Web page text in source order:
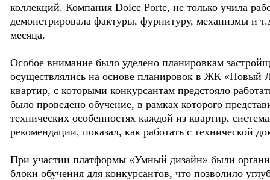
коллекций. Компания Dolce Porte, не только учила
демонстрировала фактуры, фурнитуру, механизмы и
месяца.
Особое внимание было уделено планировкам
осуществлялись на основе планировок в ЖК «Новый
квартир, с которыми конкурсантам предстояло
было проведено обучение, в рамках которого
технических особенностях каждой из квартир,
рекомендации, показал, как работать с технической
При участии платформы «Умный дизайн» были
блоки обучения для конкурсантов, что позволило